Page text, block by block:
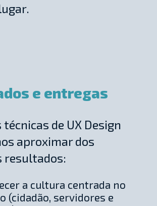
e entregas
de UX Design
aproximar dos
resultados:
a cultura centrada no
(cidadão, servidores e